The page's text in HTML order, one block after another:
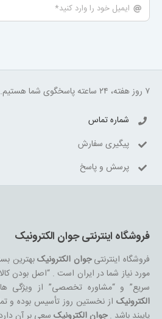
۷ روز هفته، ۲۴ ساعته پاسخگوی شما هستیم.
شماره تماس
پیگیری سفارش
پرسش و پاسخ
فروشگاه اینترنتی جوان الکترونیک
فروشگاه اینترنتیجوان الکترونیکبهترین
مورد نیاز شما در ایران است . “اصل بودن
سریع” و “مشاوره تخصصی” از
الکترونیکاز نخستین روز تأسیس بوده و
پایبند باشد .جوان الکترونیکسعی بر آن